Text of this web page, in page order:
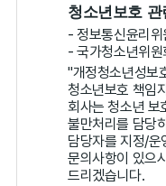
청소년보호 관
- 정보통신윤리위
- 국가청소년위원
"개정청소년성보
청소년보호 책임
회사는 청소년 보
불만처리를 담당
담당자를 지정/운
문의사항이 있으
드리겠습니다.